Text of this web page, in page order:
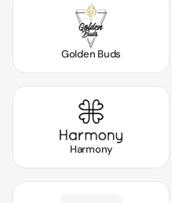
Golden Buds
Harmony